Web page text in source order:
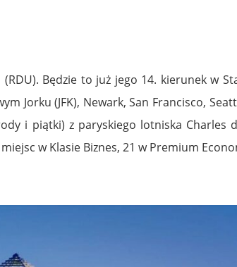
Będzie to już jego 14. kierunek w
Jorku (JFK), Newark, San Francisco,
i piątki) z paryskiego lotniska Charles
w Klasie Biznes, 21 w Premium